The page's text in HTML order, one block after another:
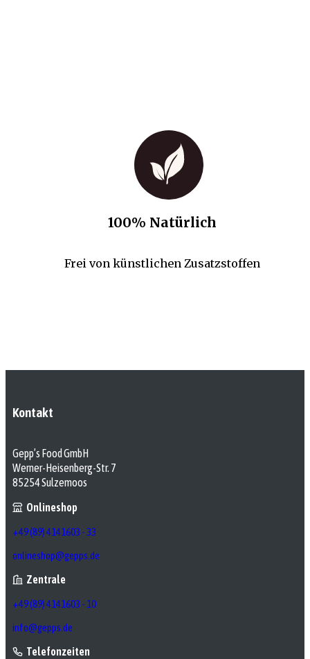
100% Natürlich
Frei von künstlichen Zusatzstoffen
Kontakt
Gepp’s Food GmbH
Werner-Heisenberg-Str. 7
85254 Sulzemoos
Onlineshop
+49 (89) 4141603 - 33
onlineshop@gepps.de
Zentrale
+49 (89) 4141603 - 10
info@gepps.de
Telefonzeiten